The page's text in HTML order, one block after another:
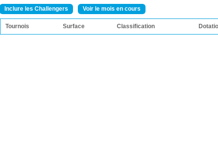
Inclure les Challengers Voir le mois en cours
Tournois Surface Classification